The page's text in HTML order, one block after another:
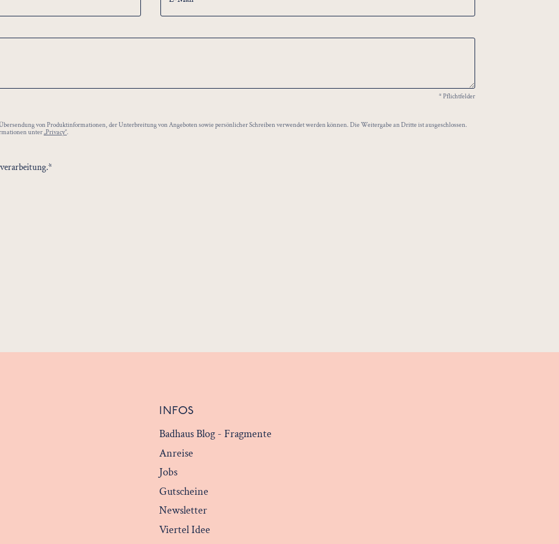
* Pflichtfelder
von Produktinformationen, der Unterbreitung von Angeboten sowie persönlicher Schreiben verwendet werden können. Die Weitergabe an Dritte ist ausgeschlossen.
unter„Privacy“.
INFOS
Badhaus Blog - Fragmente
Anreise
Jobs
Gutscheine
Newsletter
Viertel Idee